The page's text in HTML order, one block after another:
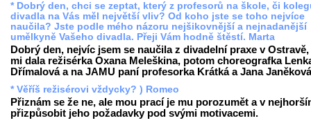
* Dobrý den, chci se zeptat, který z profesorů na škole, či
divadla na Vás měl největší vliv? Od koho jste se toho nejvíce
naučila? Jste podle mého názoru nejšikovnější a nejnadanější
umělkyně Vašeho divadla. Přeji Vám hodně štěstí. Marta
Dobrý den, nejvíc jsem se naučila z divadelní praxe v
mi dala režisérka Oxana Meleškina, potom choreografka
Dřímalová a na JAMU paní profesorka Krátká a Jana
* Věříš režisérovi vždycky? ) Romeo
Přiznám se že ne, ale mou prací je mu porozumět a v
přizpůsobit jeho požadavky pod svými motivacemi.